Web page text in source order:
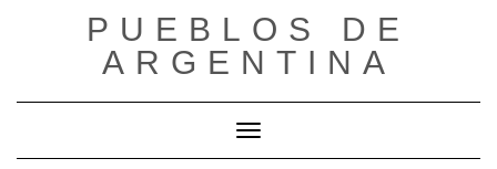
PUEBLOS DE
ARGENTINA
Cambiar modo de navegación